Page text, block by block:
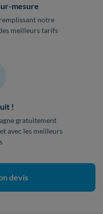
mesure
notre
meilleurs tarifs
!
gratuitement
avec les meilleurs
devis